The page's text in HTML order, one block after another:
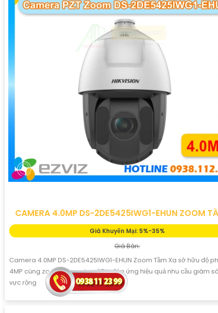
CAMERA 4.0MP DS-2DE5425IWG1-EHUN ZOOM
Giá Khuyến Mại: 5%-35%
Giá Bán:
Camera 4.0MP DS-2DE5425IWG1-EHUN Zoom Tầm Xa sở hữu độ
4MP cùng zoom quang học 25X, đáp ứng hiệu quả nhu cầu giám
vực rộng